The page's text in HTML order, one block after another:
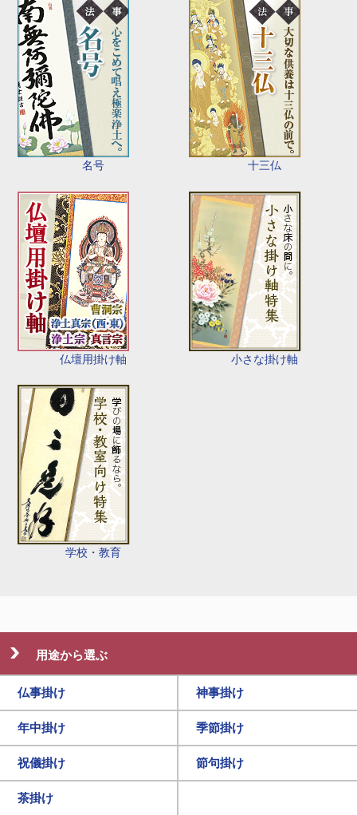
名号 十三仏
仏壇用掛け軸 小さな掛け軸
学校・教育
用途から選ぶ
仏事掛け 神事掛け
年中掛け 季節掛け
祝儀掛け 節句掛け
茶掛け